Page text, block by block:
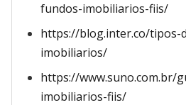
fundos-imobiliarios-fiis/
https://blog.inter.co/tipos-
imobiliarios/
https://www.suno.com.br/
imobiliarios-fiis/